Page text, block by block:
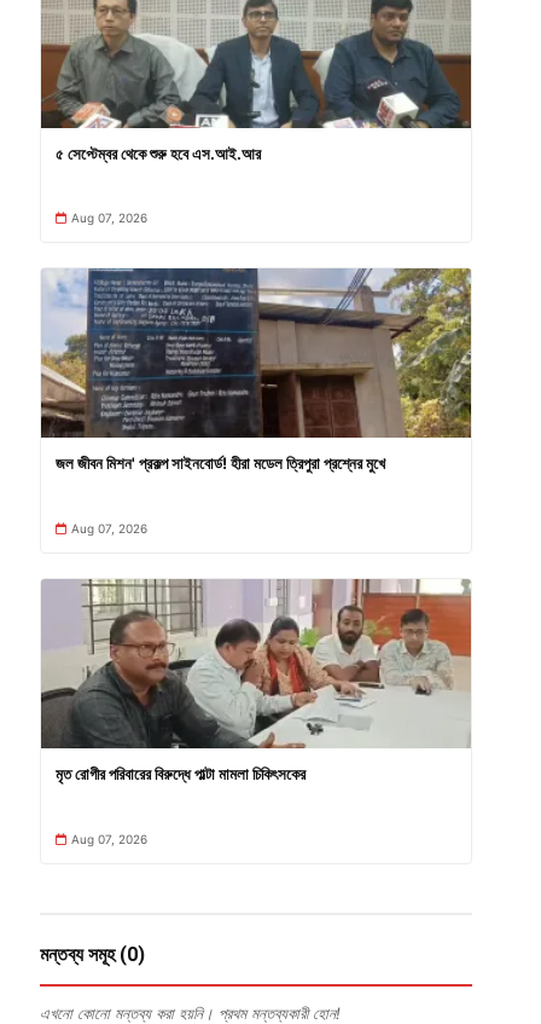
৫ সেপ্টেম্বর থেকে শুরু হবে এস.আই.আর
Aug 07, 2026
জল জীবন মিশন' প্রকল্প সাইনবোর্ড! হীরা মডেল ত্রিপুরা প্রশ্নের মুখে
Aug 07, 2026
মৃত রোগীর পরিবারের বিরুদ্ধে পাল্টা মামলা চিকিৎসকের
Aug 07, 2026
মন্তব্য সমূহ (0)
এখনো কোনো মন্তব্য করা হয়নি। প্রথম মন্তব্যকারী হোন!